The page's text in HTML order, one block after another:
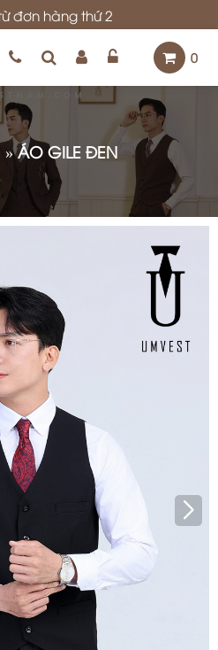
đơn hàng thứ 2
0
» ÁO GILE ĐEN